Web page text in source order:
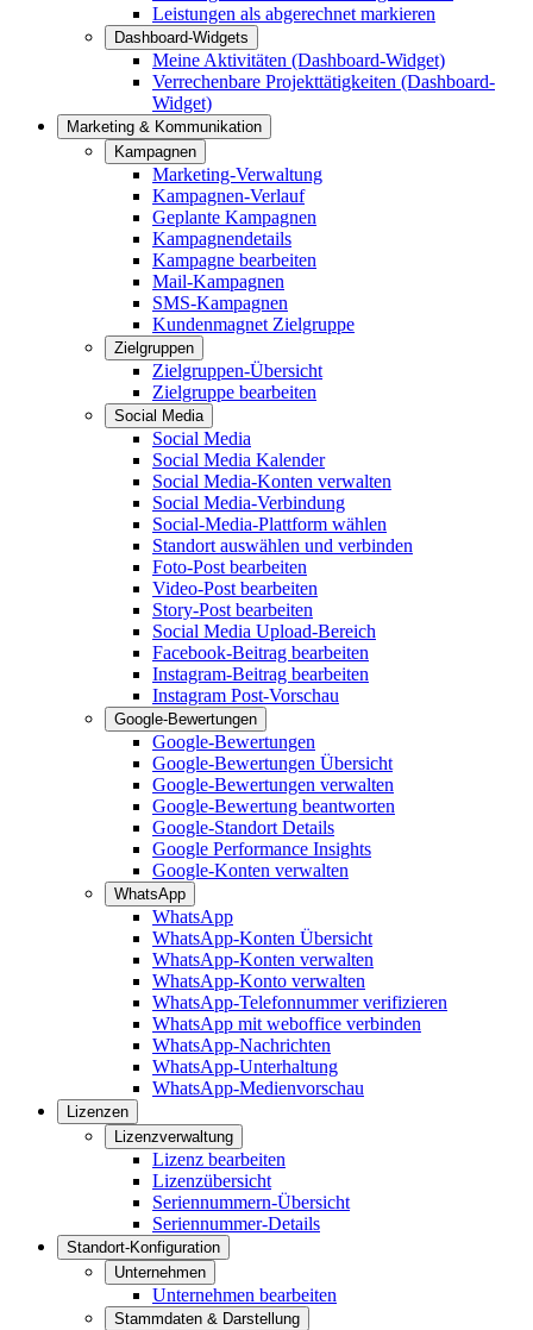
Leistungen als abgerechnet markieren
Dashboard-Widgets
Meine Aktivitäten (Dashboard-Widget)
Verrechenbare Projekttätigkeiten (Dashboard-
Widget)
Marketing & Kommunikation
Kampagnen
Marketing-Verwaltung
Kampagnen-Verlauf
Geplante Kampagnen
Kampagnendetails
Kampagne bearbeiten
Mail-Kampagnen
SMS-Kampagnen
Kundenmagnet Zielgruppe
Zielgruppen
Zielgruppen-Übersicht
Zielgruppe bearbeiten
Social Media
Social Media
Social Media Kalender
Social Media-Konten verwalten
Social Media-Verbindung
Social-Media-Plattform wählen
Standort auswählen und verbinden
Foto-Post bearbeiten
Video-Post bearbeiten
Story-Post bearbeiten
Social Media Upload-Bereich
Facebook-Beitrag bearbeiten
Instagram-Beitrag bearbeiten
Instagram Post-Vorschau
Google-Bewertungen
Google-Bewertungen
Google-Bewertungen Übersicht
Google-Bewertungen verwalten
Google-Bewertung beantworten
Google-Standort Details
Google Performance Insights
Google-Konten verwalten
WhatsApp
WhatsApp
WhatsApp-Konten Übersicht
WhatsApp-Konten verwalten
WhatsApp-Konto verwalten
WhatsApp-Telefonnummer verifizieren
WhatsApp mit weboffice verbinden
WhatsApp-Nachrichten
WhatsApp-Unterhaltung
WhatsApp-Medienvorschau
Lizenzen
Lizenzverwaltung
Lizenz bearbeiten
Lizenzübersicht
Seriennummern-Übersicht
Seriennummer-Details
Standort-Konfiguration
Unternehmen
Unternehmen bearbeiten
Stammdaten & Darstellung